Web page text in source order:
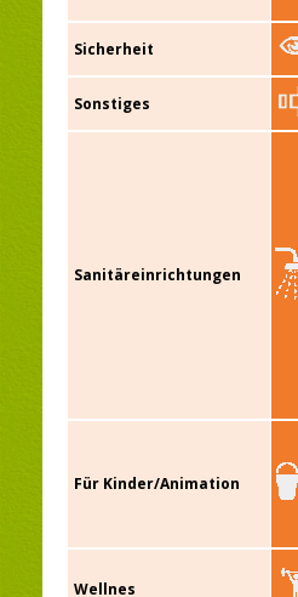
Sicherheit
Sonstiges
Sanitäreinrichtungen
Für Kinder/Animation
Wellnes